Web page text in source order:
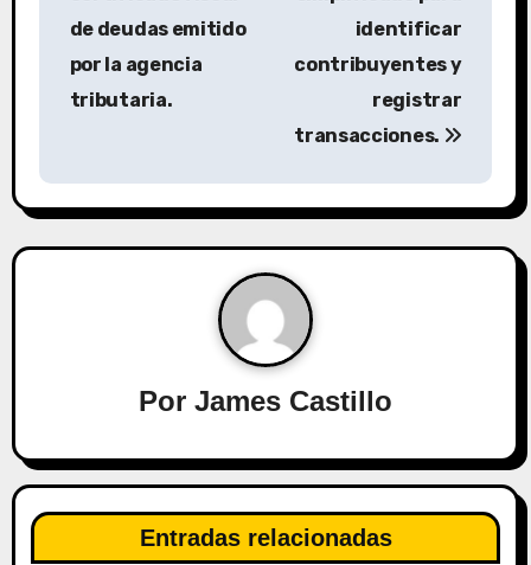
i
ó
n
de deudas emitido
por la agencia
tributaria.
identificar
contribuyentes y
registrar
transacciones.
Por James Castillo
Entradas relacionadas